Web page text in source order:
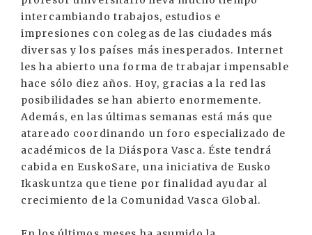
intercambiando trabajos, estudios e
impresiones con colegas de las ciudades más
diversas y los países más inesperados. Internet
les ha abierto una forma de trabajar impensable
hace sólo diez años. Hoy, gracias a la red las
posibilidades se han abierto enormemente.
Además, en las últimas semanas está más que
atareado coordinando un foro especializado de
académicos de la Diáspora Vasca. Éste tendrá
cabida en EuskoSare, una iniciativa de Eusko
Ikaskuntza que tiene por finalidad ayudar al
crecimiento de la Comunidad Vasca Global.